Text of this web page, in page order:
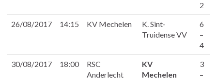
2
26/08/2017 14:15 KV Mechelen
K. Sint-
Truidense VV
6
–
4
30/08/2017 18:00
RSC
Anderlecht
KV
Mechelen
3
–